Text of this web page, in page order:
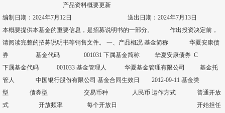
产品资料概要更新
编制日期：2024年7月12日 送出日期：2024年7月13日
本概要提供本基金的重要信息，是招募说明书的一部分。 作出投资决定前，
请阅读完整的招募说明书等销售文件。 一、产品概况 基金简称 华夏安康债
券 基金代码 001031 下属基金简称 华夏安康债券 C
下属基金代码 001033 基金管理人 华夏基金管理有限公司 基金托
管人 中国银行股份有限公司 基金合同生效日 2012-09-11 基金类
型 债券型 交易币种 人民币 运作方式 普通开放
式 开放频率 每个开放日 开始担任